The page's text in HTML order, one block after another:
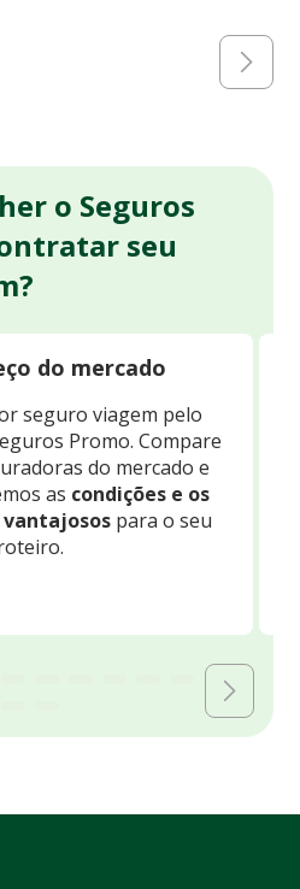
o Seguros
seu
do mercado
seguro viagem pelo
Promo. Compare
do mercado e
as condições e os
para o seu